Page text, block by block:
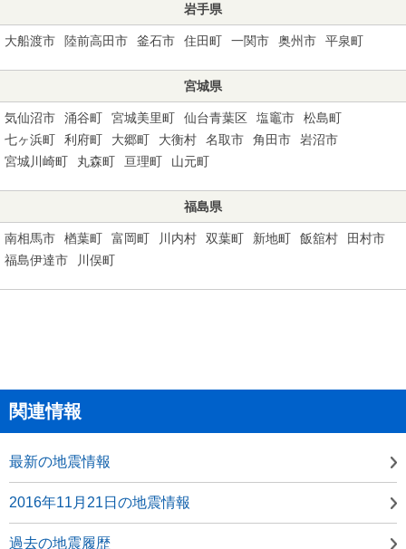
岩手県
大船渡市 陸前高田市 釜石市 住田町 一関市 奥州市 平泉町
宮城県
気仙沼市 涌谷町 宮城美里町 仙台青葉区 塩竈市
松島町
七ヶ浜町
利府町 大郷町 大衡村 名取市 角田市
岩沼市
宮城川崎町
丸森町 亘理町 山元町
福島県
南相馬市 楢葉町 富岡町 川内村 双葉町 新地町 飯舘村
田村市
福島伊達市
川俣町
関連情報
最新の地震情報
2016年11月21日の地震情報
過去の地震履歴